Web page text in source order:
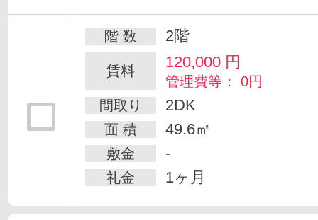
階 数 2階
賃料 120,000 円
管理費等： 0円
間取り
2DK
面 積 49.6㎡
敷金 -
礼金 1ヶ月